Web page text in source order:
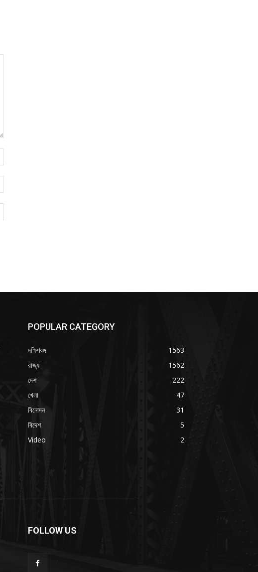
POPULAR CATEGORY
দক্ষিণবঙ্গ
1563
রাজ্য
1562
দেশ
222
খেলা
47
বিনোদন
31
বিদেশ
5
Video
2
FOLLOW US